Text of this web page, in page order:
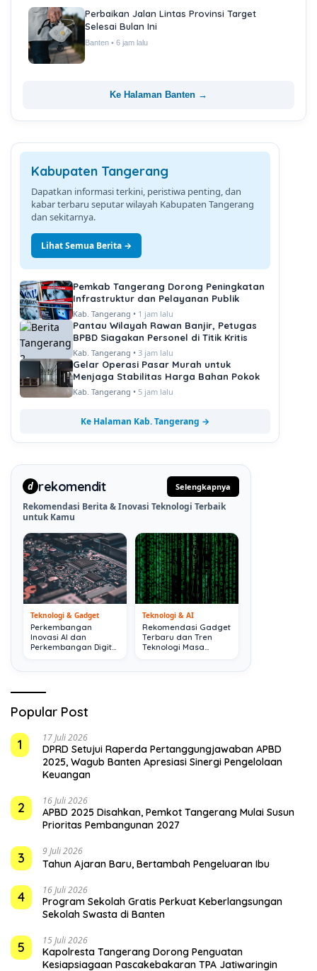
Perbaikan Jalan Lintas Provinsi Target
Selesai Bulan Ini
Banten • 6 jam lalu
Ke Halaman Banten →
Kabupaten Tangerang
Dapatkan informasi terkini, peristiwa penting, dan
kabar terbaru seputar wilayah Kabupaten Tangerang
dan sekitarnya.
Lihat Semua Berita →
Pemkab Tangerang Dorong Peningkatan
Infrastruktur dan Pelayanan Publik
Kab. Tangerang • 1 jam lalu
Pantau Wilayah Rawan Banjir, Petugas
BPBD Siagakan Personel di Titik Kritis
Kab. Tangerang • 3 jam lalu
Gelar Operasi Pasar Murah untuk
Menjaga Stabilitas Harga Bahan Pokok
Kab. Tangerang • 5 jam lalu
Ke Halaman Kab. Tangerang →
d rekomendit Selengkapnya
Rekomendasi Berita & Inovasi Teknologi Terbaik
untuk Kamu
Teknologi & Gadget
Perkembangan
Inovasi AI dan
Perkembangan Digital
Teknologi & AI
Rekomendasi Gadget
Terbaru dan Tren
Teknologi Masa
Popular Post
1
17 Juli 2026
DPRD Setujui Raperda Pertanggungjawaban APBD
2025, Wagub Banten Apresiasi Sinergi Pengelolaan
Keuangan
2 16 Juli 2026
APBD 2025 Disahkan, Pemkot Tangerang Mulai Susun
Prioritas Pembangunan 2027
3 9 Juli 2026
Tahun Ajaran Baru, Bertambah Pengeluaran Ibu
4 16 Juli 2026
Program Sekolah Gratis Perkuat Keberlangsungan
Sekolah Swasta di Banten
5 15 Juli 2026
Kapolresta Tangerang Dorong Penguatan
Kesiapsiagaan Pascakebakaran TPA Jatiwaringin